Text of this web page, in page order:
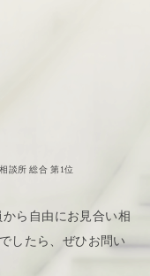
談所 総合 第1位
ら自由にお見合い相
したら、ぜひお問い